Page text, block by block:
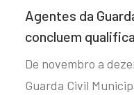
Agentes da
concluem
De novembro a
Guarda Civil